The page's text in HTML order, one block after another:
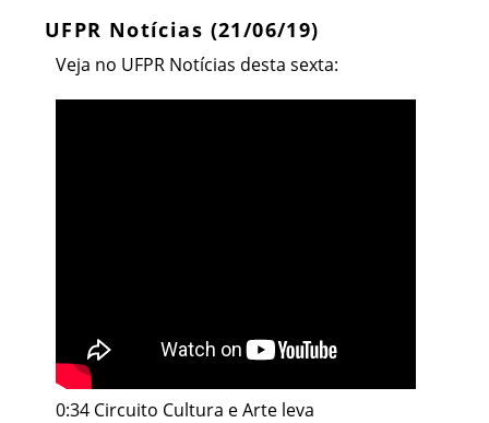
UFPR Notícias (21/06/19)
Veja no UFPR Notícias desta sexta:
0:34 Circuito Cultura e Arte leva